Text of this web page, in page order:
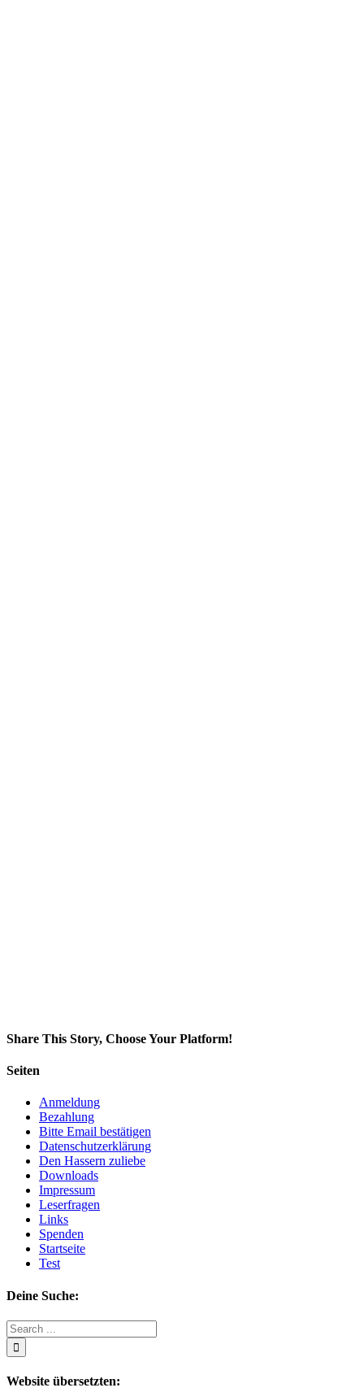
Share This Story, Choose Your Platform!
Facebook
Twitter
LinkedIn
Reddit
Whatsapp
Google+
Tumblr
Pinterest
Vk
Email
Seiten
Anmeldung
Bezahlung
Bitte Email bestätigen
Datenschutzerklärung
Den Hassern zuliebe
Downloads
Impressum
Leserfragen
Links
Spenden
Startseite
Test
Deine Suche:
Search
for:
Website übersetzten: